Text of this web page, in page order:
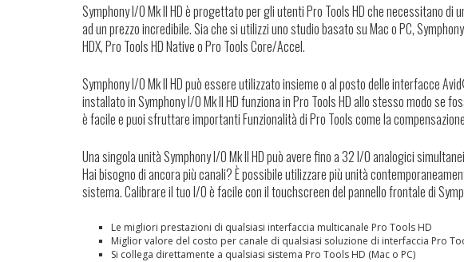
Symphony I/O Mk II HD è progettato per gli utenti Pro Tools HD che necessitano
ad un prezzo incredibile. Sia che si utilizzi uno studio basato su Mac o PC,
HDX, Pro Tools HD Native o Pro Tools Core/Accel.
Symphony I/O Mk II HD può essere utilizzato insieme o al posto delle interfacce
installato in Symphony I/O Mk II HD funziona in Pro Tools HD allo stesso modo se
è facile e puoi sfruttare importanti Funzionalità di Pro Tools come la
Una singola unità Symphony I/O Mk II HD può avere fino a 32 I/O analogici
Hai bisogno di ancora più canali? È possibile utilizzare più unità
sistema. Calibrare il tuo I/O è facile con il touchscreen del pannello frontale di
Le migliori prestazioni di qualsiasi interfaccia multicanale Pro Tools HD
Miglior valore del costo per canale di qualsiasi soluzione di interfaccia Pro
Si collega direttamente a qualsiasi sistema Pro Tools HD (Mac o PC)